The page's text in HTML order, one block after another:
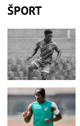
ŠPORT